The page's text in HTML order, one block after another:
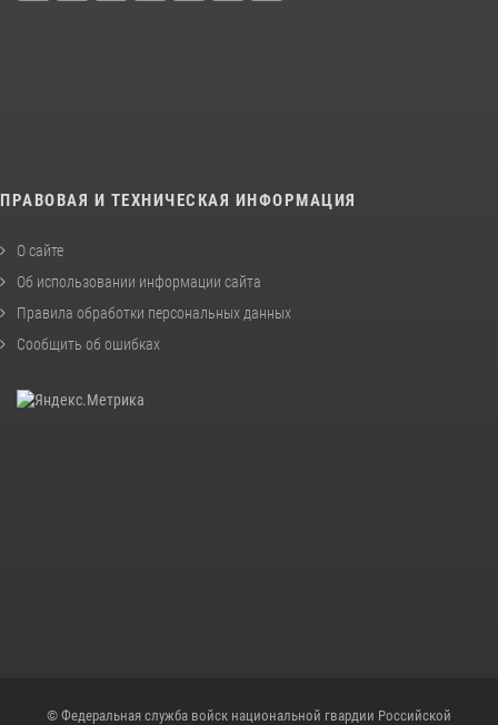
ПРАВОВАЯ И ТЕХНИЧЕСКАЯ ИНФОРМАЦИЯ
О сайте
Об использовании информации сайта
Правила обработки персональных данных
Сообщить об ошибках
© Федеральная служба войск национальной гвардии Российской